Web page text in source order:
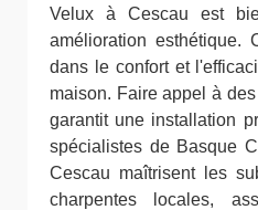
Velux à Cescau est
amélioration esthétique.
dans le confort et
maison. Faire appel à
garantit une installation
spécialistes de Basque
Cescau maîtrisent les
charpentes locales,